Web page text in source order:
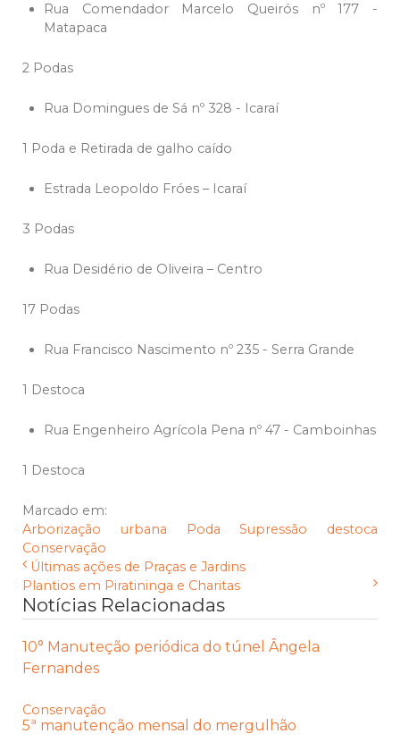
Rua Comendador Marcelo Queirós nº 177 -
Matapaca
2 Podas
Rua Domingues de Sá nº 328 - Icaraí
1 Poda e Retirada de galho caído
Estrada Leopoldo Fróes – Icaraí
3 Podas
Rua Desidério de Oliveira – Centro
17 Podas
Rua Francisco Nascimento nº 235 - Serra Grande
1 Destoca
Rua Engenheiro Agrícola Pena nº 47 - Camboinhas
1 Destoca
Marcado em:
Arborização urbana
Poda Supressão
destoca
Conservação
Últimas ações de Praças e Jardins
Plantios em Piratininga e Charitas
Notícias Relacionadas
10° Manuteção periódica do túnel Ângela
Fernandes
Conservação
5ª manutenção mensal do mergulhão